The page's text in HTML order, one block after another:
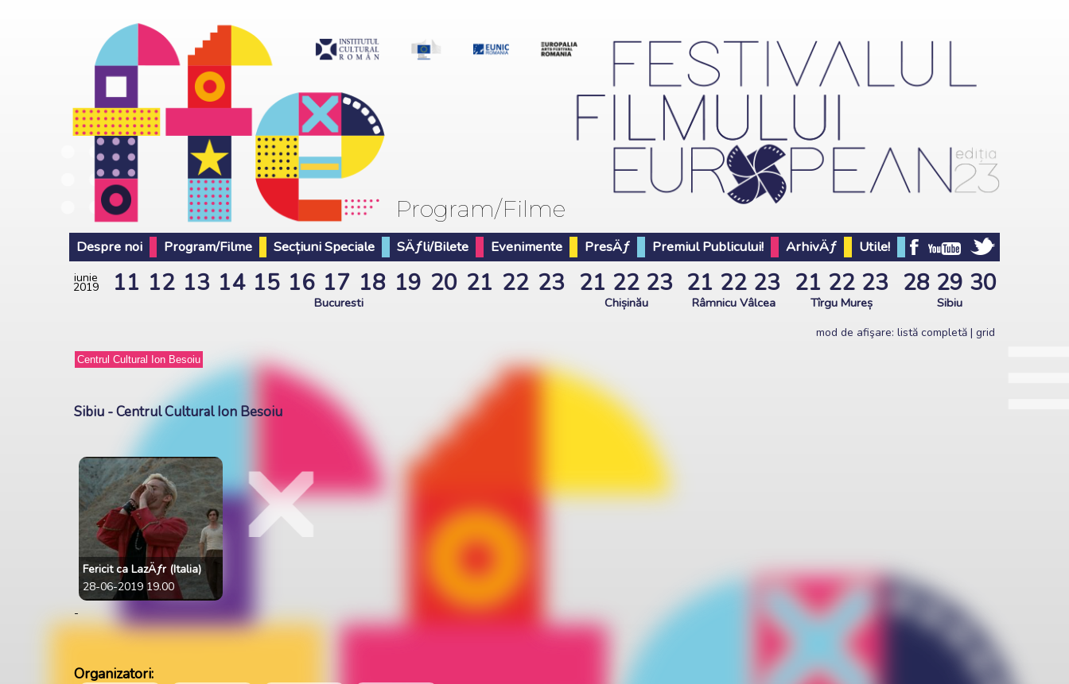
Program/Filme
Despre noi Program/Filme Secțiuni Speciale SÄƒli/Bilete Evenimente PresÄƒ Premiul Publicului! ArhivÄƒ Utile!
iunie
2019 11 12 13 14 15 16 17 18 19 20 21 22 23 21 22 23 21 22 23 21 22 23 28 29 30
Bucuresti Chișinău Râmnicu Vâlcea Tîrgu Mureș Sibiu
mod de afişare: listă completă | grid
Sibiu - Centrul Cultural Ion Besoiu
Fericit ca LazÄƒr (Italia)
28-06-2019 19.00
-
Organizatori: